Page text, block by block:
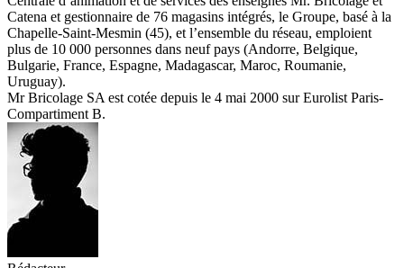
Catena et gestionnaire de 76 magasins intégrés, le Groupe, basé à la
Chapelle-Saint-Mesmin (45), et l’ensemble du réseau, emploient
plus de 10 000 personnes dans neuf pays (Andorre, Belgique,
Bulgarie, France, Espagne, Madagascar, Maroc, Roumanie,
Uruguay).
Mr Bricolage SA est cotée depuis le 4 mai 2000 sur Eurolist Paris-
Compartiment B.